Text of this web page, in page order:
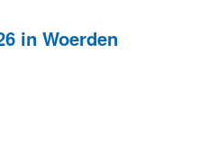
in Woerden